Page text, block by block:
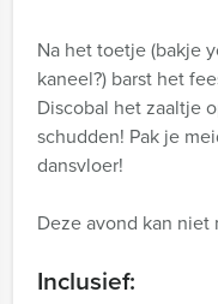
Na het toetje (bakje
kaneel?) barst het
Discobal het zaaltje
schudden! Pak je
dansvloer!
Deze avond kan niet
Inclusief: